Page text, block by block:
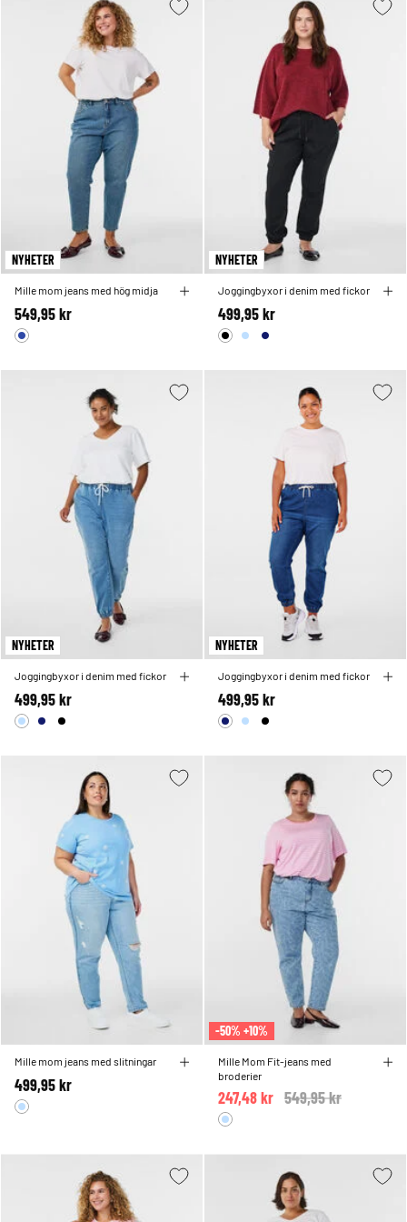
NYHETER
Mille mom jeans med hög midja
549,95 kr
NYHETER
Joggingbyxor i denim med fickor
499,95 kr
NYHETER
Joggingbyxor i denim med fickor
499,95 kr
NYHETER
Joggingbyxor i denim med fickor
499,95 kr
Mille mom jeans med slitningar
499,95 kr
-50% +10%
Mille Mom Fit-jeans med
broderier
Price reduced from
549,95 kr
247,48 kr